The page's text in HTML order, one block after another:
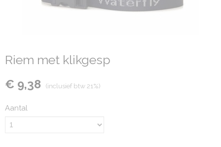
Riem met klikgesp
€ 9,38 (inclusief btw 21%)
Aantal